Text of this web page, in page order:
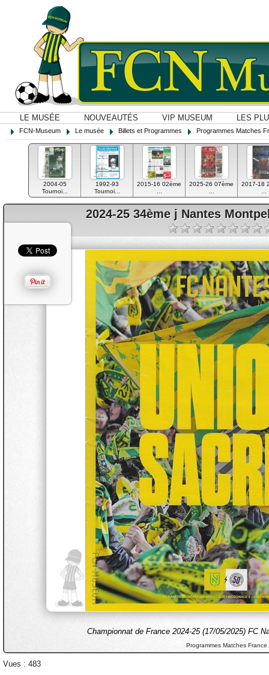
LE MUSÉE NOUVEAUTÉS VIP MUSEUM LES
FCN-Museum Le musée Billets et Programmes Programmes Matches
2004-05
Tournoi...
1992-93
Tournoi...
2015-16 02ème
2025-26 07ème
2017-18
2024-25 34ème j Nantes
Championnat de France 2024-25 (17/05/2025) FC
Programmes Matches France
Vues : 483